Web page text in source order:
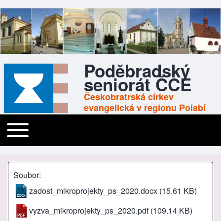
Poděbradský
seniorát ČCE
Českobratrská církev
evangelická v regionu Polabí
Main navigation
Toggle main menu
Soubor
zadost_mikroprojekty_ps_2020.docx (15.61 KB)
vyzva_mikroprojekty_ps_2020.pdf (109.14 KB)